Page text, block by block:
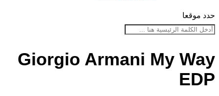
حدد موقعا
Giorgio Armani My Way
EDP